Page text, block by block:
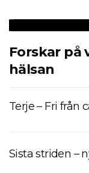
Forskar på
hälsan
Terje – Fri från
Sista striden –